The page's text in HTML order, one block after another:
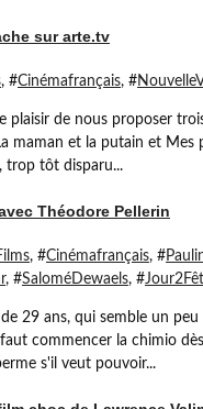
sur arte.tv
, #Cinémafrançais, #
plaisir de nous proposer
maman et la putain et Mes
trop tôt disparu...
Théodore Pellerin
, #Cinémafrançais, #
, #SaloméDewaels, #
29 ans, qui semble un
commencer la chimio
s'il veut pouvoir...